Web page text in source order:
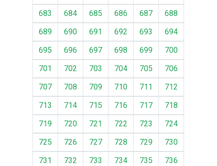
683
684 685 686 687
688
689
690 691 692 693
694
695
696 697 698 699
700
701
702 703 704 705
706
707
708 709 710 711
712
713
714 715 716 717
718
719
720 721 722 723
724
725
726 727 728 729
730
731
732 733 734 735 736